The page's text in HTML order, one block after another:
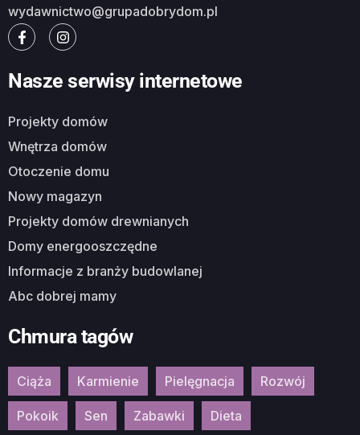
wydawnictwo@grupadobrydom.pl
Nasze serwisy internetowe
Projekty domów
Wnętrza domów
Otoczenie domu
Nowy magazyn
Projekty domów drewnianych
Domy energooszczędne
Informacje z branży budowlanej
Abc dobrej mamy
Chmura tagów
Ciąża Karmienie Pielęgnacja Rozwój
Pokoik Sen Zabawki Dieta